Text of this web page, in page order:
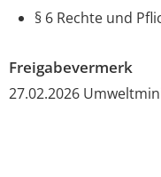
§ 6 Rechte und
Freigabevermerk
27.02.2026